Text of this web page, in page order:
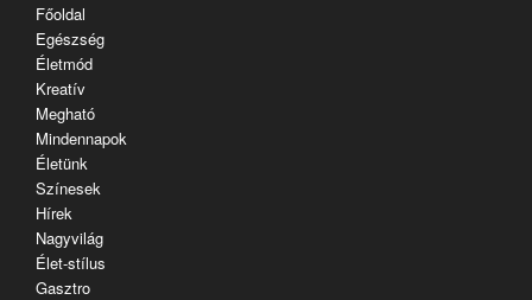
Főoldal
Egészség
Életmód
Kreatív
Megható
Mindennapok
Életünk
Színesek
Hírek
Nagyvilág
Élet-stílus
Gasztro